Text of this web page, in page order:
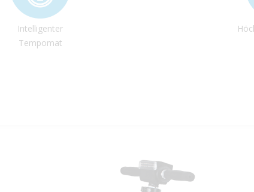
Intelligenter
Tempomat